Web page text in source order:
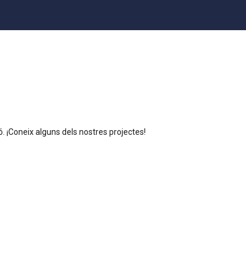
alguns dels nostres projectes!